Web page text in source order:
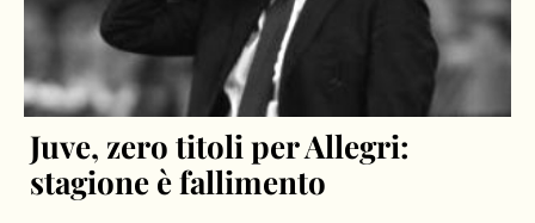
Juve, zero titoli per Allegri:
stagione è fallimento